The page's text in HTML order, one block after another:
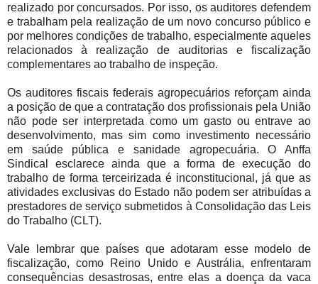
realizado por concursados. Por isso, os auditores defendem
e trabalham pela realização de um novo concurso público e
por melhores condições de trabalho, especialmente aqueles
relacionados à realização de auditorias e fiscalização
complementares ao trabalho de inspeção.
Os auditores fiscais federais agropecuários reforçam ainda
a posição de que a contratação dos profissionais pela União
não pode ser interpretada como um gasto ou entrave ao
desenvolvimento, mas sim como investimento necessário
em saúde pública e sanidade agropecuária. O Anffa
Sindical esclarece ainda que a forma de execução do
trabalho de forma terceirizada é inconstitucional, já que as
atividades exclusivas do Estado não podem ser atribuídas a
prestadores de serviço submetidos à Consolidação das Leis
do Trabalho (CLT).
Vale lembrar que países que adotaram esse modelo de
fiscalização, como Reino Unido e Austrália, enfrentaram
consequências desastrosas, entre elas a doença da vaca